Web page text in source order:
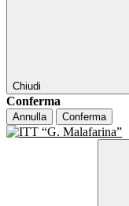
Chiudi
Conferma
Annulla Conferma